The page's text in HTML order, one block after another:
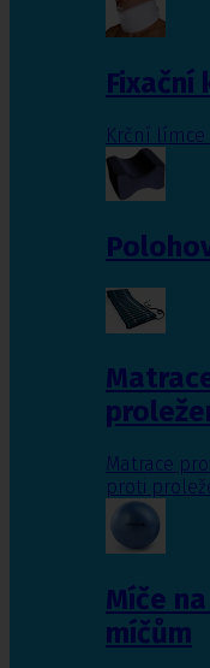
Fixační
Krční límce
Matrace
proti
Míče
míčům